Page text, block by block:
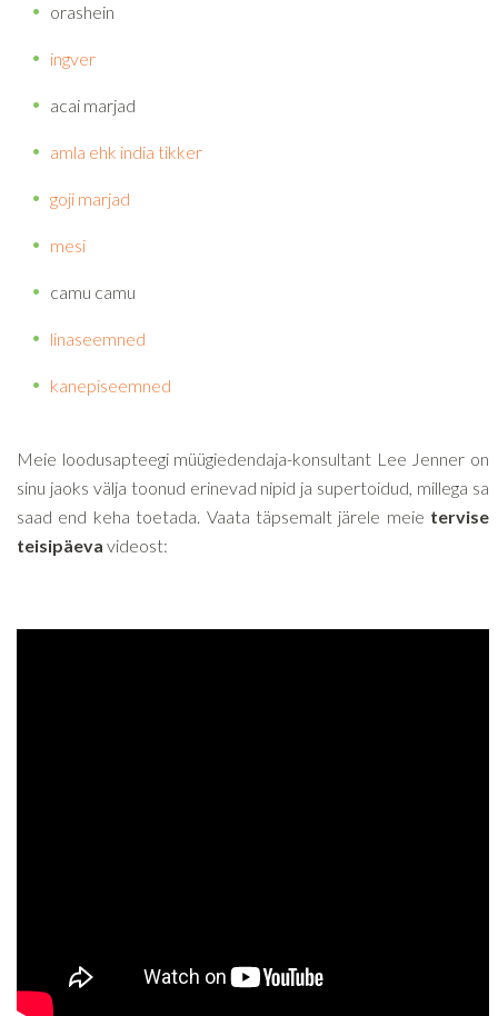
orashein
ingver
acai marjad
amla ehk india tikker
goji marjad
mesi
camu camu
linaseemned
kanepiseemned
Meie loodusapteegi müügiedendaja-konsultant Lee Jenner on
sinu jaoks välja toonud erinevad nipid ja supertoidud, millega sa
saad end keha toetada. Vaata täpsemalt järele meie tervise
teisipäeva videost: